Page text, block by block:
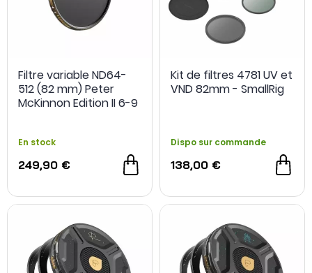
Filtre variable ND64-
512 (82 mm) Peter
McKinnon Edition II 6-9
En stock
249,90 €
Kit de filtres 4781 UV et
VND 82mm - SmallRig
Dispo sur commande
138,00 €